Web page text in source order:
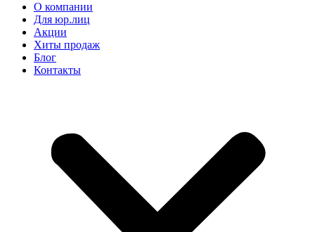
О компании
Для юр.лиц
Акции
Хиты продаж
Блог
Контакты